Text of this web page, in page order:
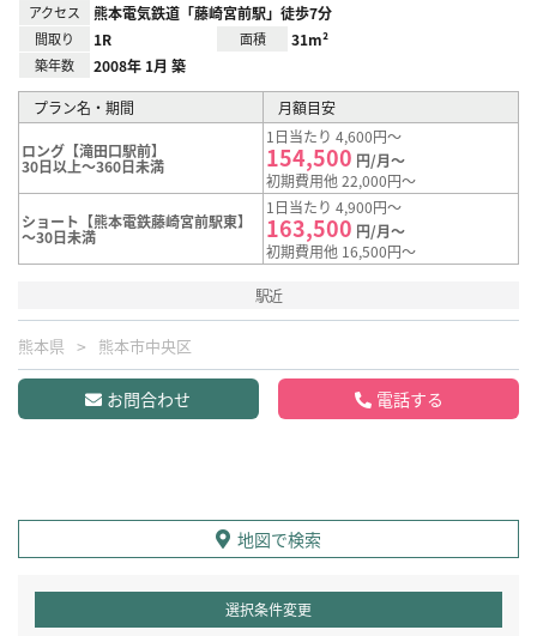
アクセス 熊本電気鉄道「藤崎宮前駅」徒歩7分
間取り 1R 面積 31m²
築年数 2008年 1月 築
プラン名・期間 月額目安
ロング【滝田口駅前】
30日以上～360日未満
1日当たり 4,600円～
154,500 円/月～
初期費用他 22,000円～
ショート【熊本電鉄藤崎宮前駅東】
～30日未満
1日当たり 4,900円～
163,500 円/月～
初期費用他 16,500円～
駅近
熊本県 熊本市中央区
お問合わせ 電話する
地図で検索
選択条件変更